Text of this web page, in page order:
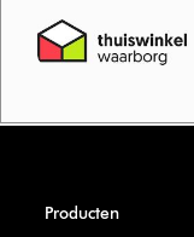
Producten